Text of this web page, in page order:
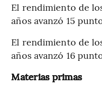
El rendimiento de
años avanzó 15
El rendimiento de
años avanzó 16
Materias primas